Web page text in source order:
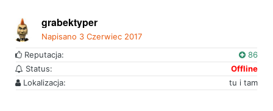
grabektyper
Napisano 3 Czerwiec 2017
Reputacja:
86
Status:
Offline
Lokalizacja:
tu i tam